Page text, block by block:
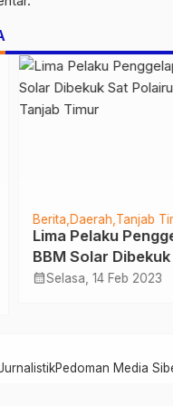
Berita Daerah Tanjab
Lima Pelaku
BBM Solar
Polairud Polres
calendar_monthSelasa, 14 Feb 2023
Pedoman Media